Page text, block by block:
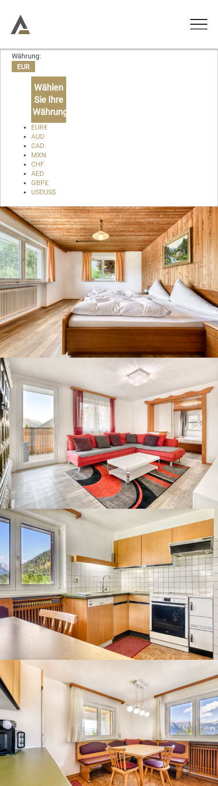
Gäste-Login
Region auswählen
Brandnertal
Bregenzerwald
Montafon
DE
EN
NL
Währung:
EUR
Wählen
Sie Ihre
Währung
EUR€
AUD
CAD
MXN
CHF
AED
GBP£
USDUS$